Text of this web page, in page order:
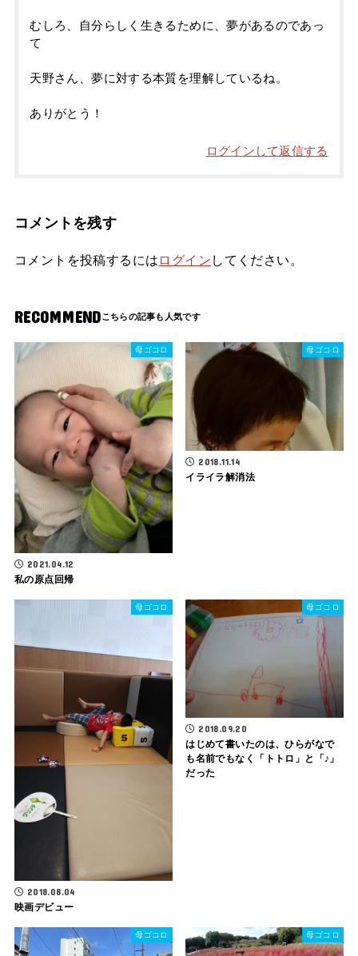
むしろ、自分らしく生きるために、夢があるのであっ
て
天野さん、夢に対する本質を理解しているね。
ありがとう！
ログインして返信する
コメントを残す
コメントを投稿するには ログイン してください。
RECOMMEND
母ゴコロ
2021.04.12
私の原点回帰
母ゴコロ
2018.11.14
イライラ解消法
母ゴコロ
2018.08.04
映画デビュー
母ゴコロ
2018.09.20
はじめて書いたのは、ひらがなで
も名前でもなく「トトロ」と「♪」
だった
母ゴコロ 母ゴコロ